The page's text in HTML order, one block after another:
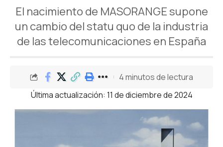
El nacimiento de MASORANGE supone
un cambio del statu quo de la industria
de las telecomunicaciones en España
Última actualización: 11 de diciembre de 2024
4 minutos de lectura